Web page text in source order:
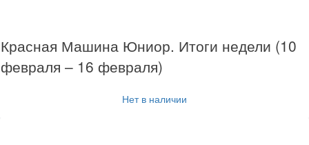
Красная Машина Юниор. Итоги недели (10
февраля – 16 февраля)
Нет в наличии